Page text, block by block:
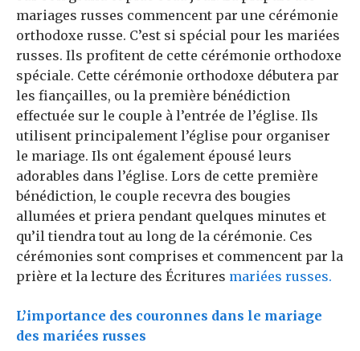
mariages russes commencent par une cérémonie
orthodoxe russe. C’est si spécial pour les mariées
russes. Ils profitent de cette cérémonie orthodoxe
spéciale. Cette cérémonie orthodoxe débutera par
les fiançailles, ou la première bénédiction
effectuée sur le couple à l’entrée de l’église. Ils
utilisent principalement l’église pour organiser
le mariage. Ils ont également épousé leurs
adorables dans l’église. Lors de cette première
bénédiction, le couple recevra des bougies
allumées et priera pendant quelques minutes et
qu’il tiendra tout au long de la cérémonie. Ces
cérémonies sont comprises et commencent par la
prière et la lecture des Écritures mariées russes.
L’importance des couronnes dans le mariage
des mariées russes